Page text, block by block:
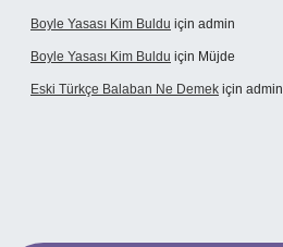
Boyle Yasası Kim Buldu için admin
Boyle Yasası Kim Buldu için Müjde
Eski Türkçe Balaban Ne Demek için admin